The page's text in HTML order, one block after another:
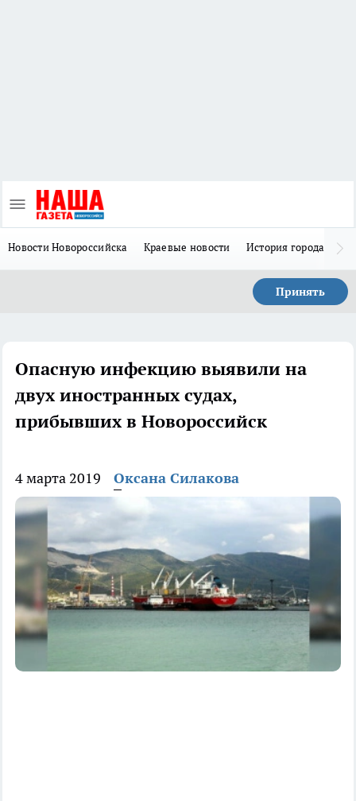
Новости Новороссийска Краевые новости История города Н
Принять
Опасную инфекцию выявили на
двух иностранных судах,
прибывших в Новороссийск
4 марта 2019 Оксана Силакова